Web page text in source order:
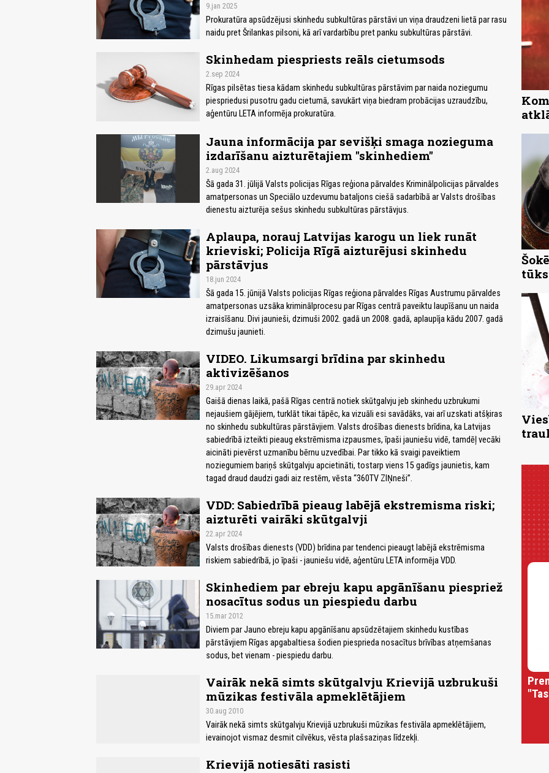
9.jan 2025
Prokuratūra apsūdzējusi skinhedu subkultūras pārstāvi un viņa draudzeni lietā par rasu
naidu pret Šrilankas pilsoni, kā arī vardarbību pret panku subkultūras pārstāvi.
Skinhedam piespriests reāls cietumsods
2.sep 2024
Rīgas pilsētas tiesa kādam skinhedu subkultūras pārstāvim par naida noziegumu
piespriedusi pusotru gadu cietumā, savukārt viņa biedram probācijas uzraudzību,
aģentūru LETA informēja prokuratūra.
Jauna informācija par sevišķi smaga nozieguma
izdarīšanu aizturētajiem "skinhediem"
2.aug 2024
Šā gada 31. jūlijā Valsts policijas Rīgas reģiona pārvaldes Kriminālpolicijas pārvaldes
amatpersonas un Speciālo uzdevumu bataljons ciešā sadarbībā ar Valsts drošības
dienestu aizturēja sešus skinhedu subkultūras pārstāvjus.
Aplaupa, norauj Latvijas karogu un liek runāt
krieviski; Policija Rīgā aizturējusi skinhedu
pārstāvjus
18.jun 2024
Šā gada 15. jūnijā Valsts policijas Rīgas reģiona pārvaldes Rīgas Austrumu pārvaldes
amatpersonas uzsāka kriminālprocesu par Rīgas centrā paveiktu laupīšanu un naida
izraisīšanu. Divi jaunieši, dzimuši 2002. gadā un 2008. gadā, aplaupīja kādu 2007. gadā
dzimušu jaunieti.
VIDEO. Likumsargi brīdina par skinhedu
aktivizēšanos
29.apr 2024
Gaišā dienas laikā, pašā Rīgas centrā notiek skūtgalvju jeb skinhedu uzbrukumi
nejaušiem gājējiem, turklāt tikai tāpēc, ka vizuāli esi savādāks, vai arī uzskati atšķiras
no skinhedu subkultūras pārstāvjiem. Valsts drošības dienests brīdina, ka Latvijas
sabiedrībā izteikti pieaug ekstrēmisma izpausmes, īpaši jauniešu vidē, tamdēļ vecāki
aicināti pievērst uzmanību bērnu uzvedībai. Par tikko kā svaigi paveiktiem
noziegumiem bariņš skūtgalvju apcietināti, tostarp viens 15 gadīgs jaunietis, kam
tagad draud daudzi gadi aiz restēm, vēsta “360TV ZIŅneši”.
VDD: Sabiedrībā pieaug labējā ekstremisma riski;
aizturēti vairāki skūtgalvji
22.apr 2024
Valsts drošības dienests (VDD) brīdina par tendenci pieaugt labējā ekstrēmisma
riskiem sabiedrībā, jo īpaši - jauniešu vidē, aģentūru LETA informēja VDD.
Skinhediem par ebreju kapu apgānīšanu piespriež
nosacītus sodus un piespiedu darbu
15.mar 2012
Diviem par Jauno ebreju kapu apgānīšanu apsūdzētajiem skinhedu kustības
pārstāvjiem Rīgas apgabaltiesa šodien piesprieda nosacītus brīvības atņemšanas
sodus, bet vienam - piespiedu darbu.
Vairāk nekā simts skūtgalvju Krievijā uzbrukuši
mūzikas festivāla apmeklētājiem
30.aug 2010
Vairāk nekā simts skūtgalvju Krievijā uzbrukuši mūzikas festivāla apmeklētājiem,
ievainojot vismaz desmit cilvēkus, vēsta plašsaziņas līdzekļi.
Krievijā notiesāti rasisti